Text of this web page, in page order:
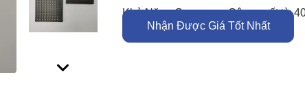
Khả Năng Cung
Công suất từ
ngày
Nhận Được Giá Tốt Nhất